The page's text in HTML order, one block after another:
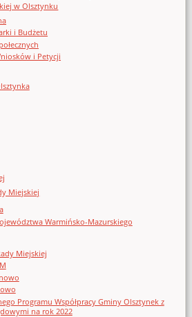
w Olsztynku
i Budżetu
i Petycji
Miejskiej
Warmińsko-Mazurskiego
Miejskiej
Programu Współpracy Gminy Olsztynek z
na rok 2022